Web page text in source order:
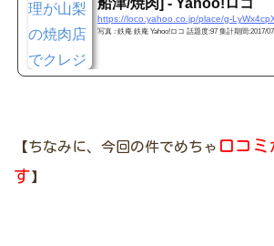
https://loco.yahoo.co.jp/place/g-
写真 : 鉄庵 鉄庵 Yahoo!ロコ 話題度:97 集計期間:2017/
【ちなみに、今回の件でめちゃ 口コ
す】